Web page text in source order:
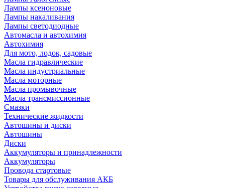
Лампы ксеноновые
Лампы накаливания
Лампы светодиодные
Автомасла и автохимия
Автохимия
Для мото, лодок, садовые
Масла гидравлические
Масла индустриальные
Масла моторные
Масла промывочные
Масла трансмиссионные
Смазки
Технические жидкости
Автошины и диски
Автошины
Диски
Аккумуляторы и принадлежности
Аккумуляторы
Провода стартовые
Товары для обслуживания АКБ